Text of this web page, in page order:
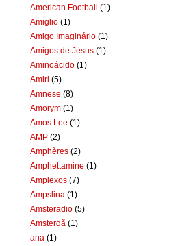
American Football (1)
Amiglio (1)
Amigo Imaginário (1)
Amigos de Jesus (1)
Aminoácido (1)
Amiri (5)
Amnese (8)
Amorym (1)
Amos Lee (1)
AMP (2)
Amphères (2)
Amphettamine (1)
Amplexos (7)
Ampslina (1)
Amsteradio (5)
Amsterdã (1)
ana (1)